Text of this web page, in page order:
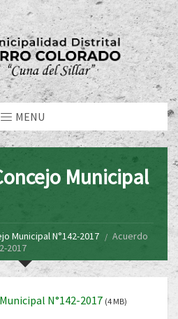
MENU
Municipal
Municipal N°142-2017
Acuerdo
2017
N°142-2017 (4 MB)